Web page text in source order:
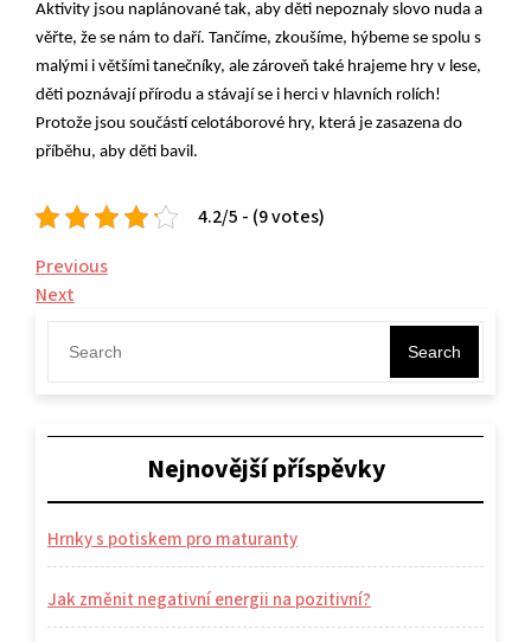
Aktivity jsou naplánované tak, aby děti nepoznaly slovo nuda a
věřte, že se nám to daří. Tančíme, zkoušíme, hýbeme se spolu s
malými i většími tanečníky, ale zároveň také hrajeme hry v lese,
děti poznávají přírodu a stávají se i herci v hlavních rolích!
Protože jsou součástí celotáborové hry, která je zasazena do
příběhu, aby děti bavil.
4.2/5 - (9 votes)
Navigace
pro
příspěvek
Previous
Post
Previous
Next
Post
Next
Search
Nejnovější příspěvky
Hrnky s potiskem pro maturanty
Jak změnit negativní energii na pozitivní?